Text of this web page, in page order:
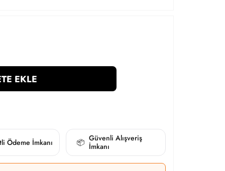
EKLE
Ödeme İmkanı 📦 Güvenli Alışveriş
İmkanı